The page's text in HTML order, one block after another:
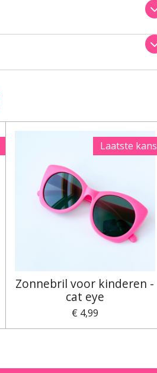
Laatste kans
Zonnebril voor kinderen -
cat eye
€ 4,99